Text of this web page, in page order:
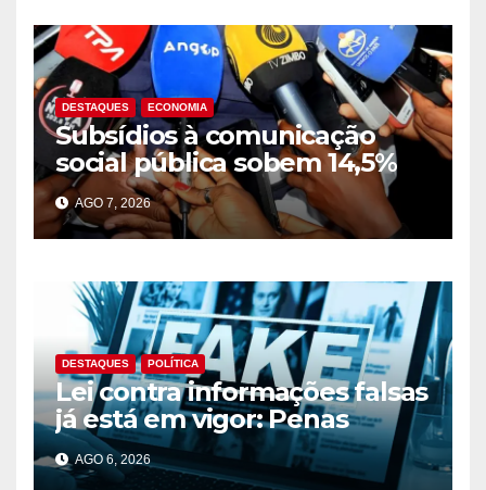
DESTAQUES ECONOMIA
Subsídios à comunicação
social pública sobem 14,5%
para 39,2 mil milhões Kz em
2025
AGO 7, 2026
DESTAQUES POLÍTICA
Lei contra informações falsas
já está em vigor: Penas
podem chegar aos 10 anos
de prisão
AGO 6, 2026